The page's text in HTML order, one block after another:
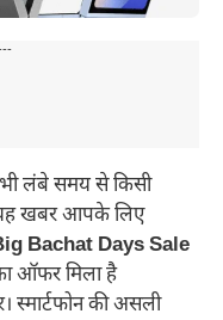
लंबे समय से किसी
यह खबर आपके लिए
Bachat Days Sale
ऑफर मिला है
स्मार्टफोन की असली